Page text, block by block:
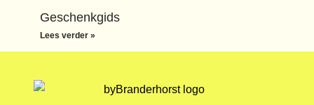
Geschenkgids
Lees verder »